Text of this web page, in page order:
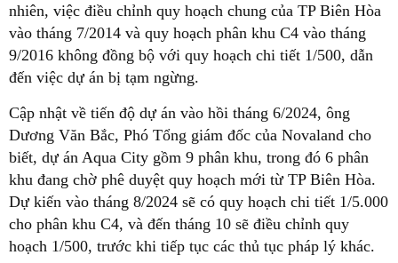
nhiên, việc điều chỉnh quy hoạch chung của TP Biên Hòa
vào tháng 7/2014 và quy hoạch phân khu C4 vào tháng
9/2016 không đồng bộ với quy hoạch chi tiết 1/500, dẫn
đến việc dự án bị tạm ngừng.
Cập nhật về tiến độ dự án vào hồi tháng 6/2024, ông
Dương Văn Bắc, Phó Tổng giám đốc của Novaland cho
biết, dự án Aqua City gồm 9 phân khu, trong đó 6 phân
khu đang chờ phê duyệt quy hoạch mới từ TP Biên Hòa.
Dự kiến vào tháng 8/2024 sẽ có quy hoạch chi tiết 1/5.000
cho phân khu C4, và đến tháng 10 sẽ điều chỉnh quy
hoạch 1/500, trước khi tiếp tục các thủ tục pháp lý khác.